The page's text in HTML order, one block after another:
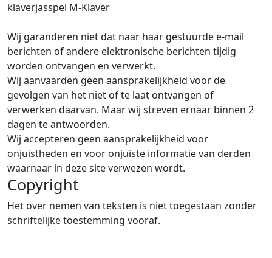
klaverjasspel M-Klaver
Wij garanderen niet dat naar haar gestuurde e-mail
berichten of andere elektronische berichten tijdig
worden ontvangen en verwerkt.
Wij aanvaarden geen aansprakelijkheid voor de
gevolgen van het niet of te laat ontvangen of
verwerken daarvan. Maar wij streven ernaar binnen 2
dagen te antwoorden.
Wij accepteren geen aansprakelijkheid voor
onjuistheden en voor onjuiste informatie van derden
waarnaar in deze site verwezen wordt.
Copyright
Het over nemen van teksten is niet toegestaan zonder
schriftelijke toestemming vooraf.